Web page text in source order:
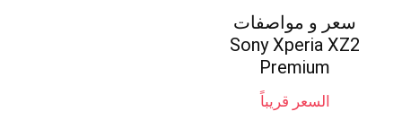
سعر و مواصفات
Sony Xperia XZ2
Premium
السعر قريباً